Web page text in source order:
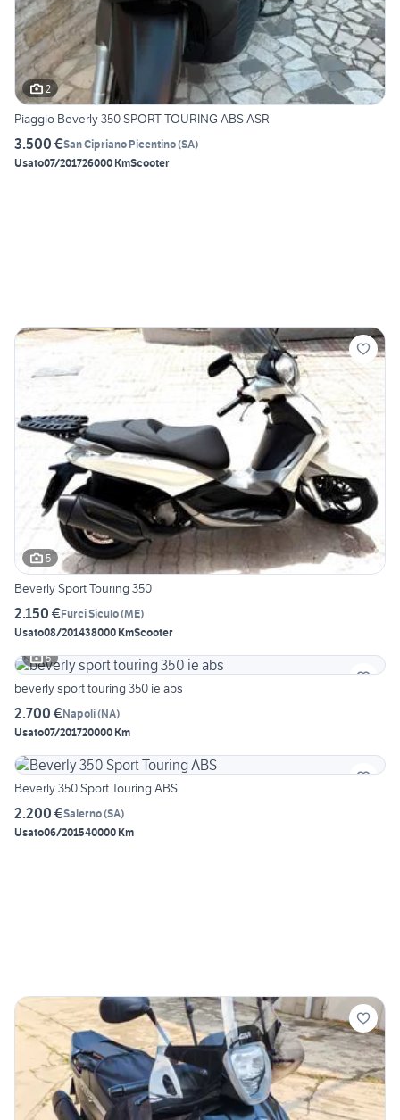
2
Piaggio Beverly 350 SPORT TOURING ABS ASR
3.500 €San Cipriano Picentino(SA)
Usato07/201726000 KmScooter
5
Beverly Sport Touring 350
2.150 €Furci Siculo(ME)
Usato08/201438000 KmScooter
5
beverly sport touring 350 ie abs
2.700 €Napoli(NA)
Usato07/201720000 Km
Beverly 350 Sport Touring ABS
2.200 €Salerno(SA)
Usato06/201540000 Km